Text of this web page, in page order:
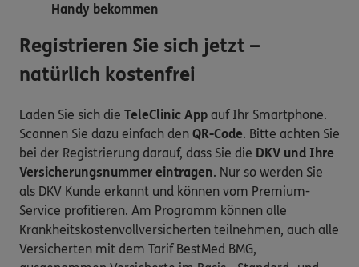
Handy bekommen
Registrieren Sie sich jetzt –
natürlich kostenfrei
Laden Sie sich die TeleClinic App auf Ihr Smartphone.
Scannen Sie dazu einfach den QR-Code. Bitte achten Sie
bei der Registrierung darauf, dass Sie die DKV und Ihre
Versicherungsnummer eintragen. Nur so werden Sie
als DKV Kunde erkannt und können vom Premium-
Service profitieren. Am Programm können alle
Krankheitskostenvollversicherten teilnehmen, auch alle
Versicherten mit dem Tarif BestMed BMG,